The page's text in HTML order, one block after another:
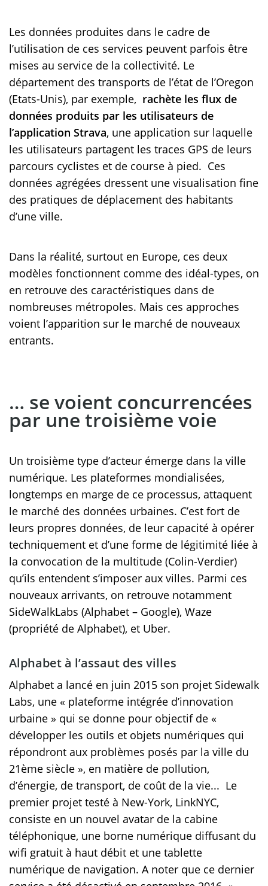
Les données produites dans le cadre de
l’utilisation de ces services peuvent parfois être
mises au service de la collectivité. Le
département des transports de l’état de l’Oregon
(Etats-Unis), par exemple, rachète les flux de
données produits par les utilisateurs de
l’application Strava, une application sur laquelle
les utilisateurs partagent les traces GPS de leurs
parcours cyclistes et de course à pied. Ces
données agrégées dressent une visualisation fine
des pratiques de déplacement des habitants
d’une ville.
Dans la réalité, surtout en Europe, ces deux
modèles fonctionnent comme des idéal-types, on
en retrouve des caractéristiques dans de
nombreuses métropoles. Mais ces approches
voient l’apparition sur le marché de nouveaux
entrants.
… se voient concurrencées
par une troisième voie
Un troisième type d’acteur émerge dans la ville
numérique. Les plateformes mondialisées,
longtemps en marge de ce processus, attaquent
le marché des données urbaines. C’est fort de
leurs propres données, de leur capacité à opérer
techniquement et d’une forme de légitimité liée à
la convocation de la multitude (Colin-Verdier)
qu’ils entendent s’imposer aux villes. Parmi ces
nouveaux arrivants, on retrouve notamment
SideWalkLabs (Alphabet – Google), Waze
(propriété de Alphabet), et Uber.
Alphabet à l’assaut des villes
Alphabet a lancé en juin 2015 son projet Sidewalk
Labs, une « plateforme intégrée d’innovation
urbaine » qui se donne pour objectif de «
développer les outils et objets numériques qui
répondront aux problèmes posés par la ville du
21ème siècle », en matière de pollution,
d’énergie, de transport, de coût de la vie... Le
premier projet testé à New-York, LinkNYC,
consiste en un nouvel avatar de la cabine
téléphonique, une borne numérique diffusant du
wifi gratuit à haut débit et une tablette
numérique de navigation. A noter que ce dernier